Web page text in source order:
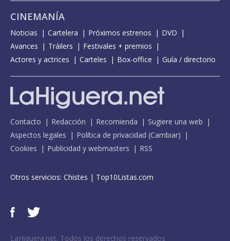
CINEMANÍA
Noticias Cartelera Próximos estrenos
DVD
Avances
Tráilers
Festivales + premios
Actores y actrices
Carteles Box-office Guía / directorio
Contacto Redacción Recomienda
Sugiere una web
Aspectos legales
Política de privacidad (Cambiar)
Cookies
Publicidad y webmasters RSS
Otros servicios: Chistes | Top10Listas.com
LaHiguera.net. Todos los derechos reservados